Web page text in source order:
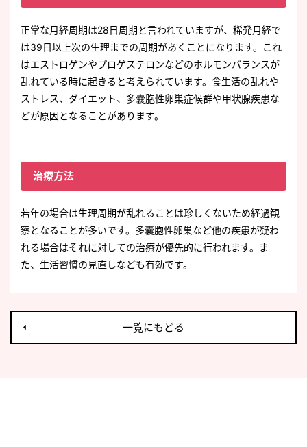
正常な月経周期は28日周期と言われていますが、稀発月経で
は39日以上次の生理までの周期があくことになります。これ
はエストロゲンやプロゲステロンなどのホルモンバランスが
乱れている時に起きると考えられています。食生活の乱れや
ストレス、ダイエット、多嚢胞性卵巣症候群や甲状腺疾患な
どが原因となることがあります。
治療方法
若年の場合は生理周期が乱れることは珍しくないため経過観
察となることが多いです。多嚢胞性卵巣など他の疾患が疑わ
れる場合はそれに対しての治療が優先的に行われます。ま
た、生活習慣の見直しなども有効です。
一覧にもどる